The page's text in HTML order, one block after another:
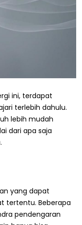
ini, terdapat
terlebih dahulu.
lebih mudah
dari apa saja
yang dapat
tertentu. Beberapa
pendengaran